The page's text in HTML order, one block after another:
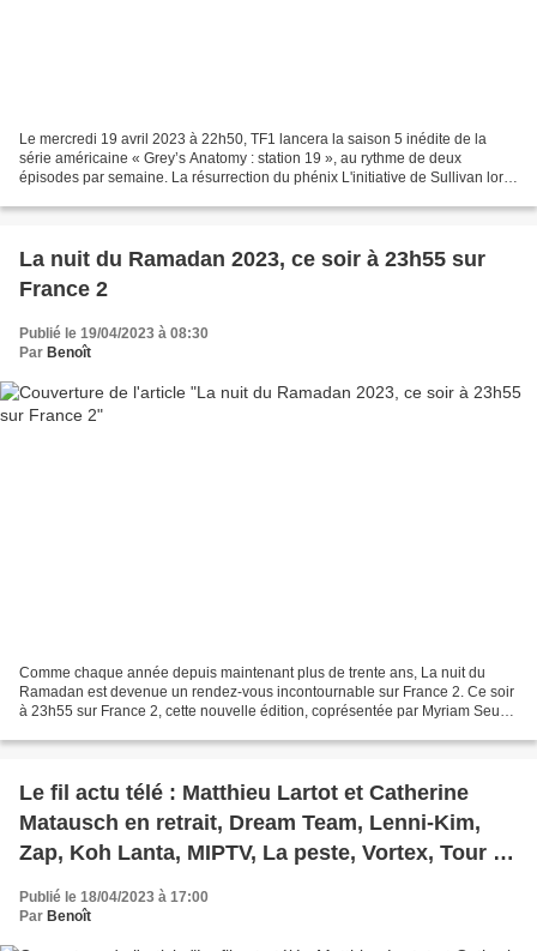
Le mercredi 19 avril 2023 à 22h50, TF1 lancera la saison 5 inédite de la
série américaine « Grey’s Anatomy : station 19 », au rythme de deux
épisodes par semaine. La résurrection du phénix L'initiative de Sullivan lors
La nuit du Ramadan 2023, ce soir à 23h55 sur
France 2
Publié le 19/04/2023 à 08:30
Par Benoît
Comme chaque année depuis maintenant plus de trente ans, La nuit du
Ramadan est devenue un rendez-vous incontournable sur France 2. Ce soir
à 23h55 sur France 2, cette nouvelle édition, coprésentée par Myriam Seurat
Le fil actu télé : Matthieu Lartot et Catherine
Matausch en retrait, Dream Team, Lenni-Kim,
Zap, Koh Lanta, MIPTV, La peste, Vortex, Tour de
France
Publié le 18/04/2023 à 17:00
Par Benoît